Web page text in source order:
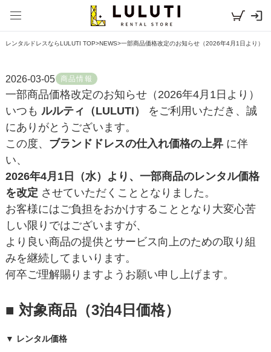
レンタルドレスならLULUTI TOP>NEWS>一部商品価格改定のお知らせ（2026年4月1日より）
2026-03-05 商品情報
一部商品価格改定のお知らせ（2026年4月1日より）
いつも ルルティ（LULUTI）
をご利用いただき、誠
にありがとうございます。
この度、 ブランドドレスの仕入れ価格の上昇に伴
い、
2026年4月1日（水）より、一部商品のレンタル価格
を改定 させていただくこととなりました。
お客様にはご負担をおかけすることとなり大変心苦
しい限りではございますが、
より良い商品の提供とサービス向上のための取り組
みを継続してまいります。
何卒ご理解賜りますようお願い申し上げます。
■ 対象商品（3泊4日価格）
▼ レンタル価格